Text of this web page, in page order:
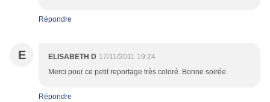
Répondre
E ELISABETH D 17/11/2011 19:24
Merci pour ce petit reportage très coloré. Bonne soirée.
Répondre